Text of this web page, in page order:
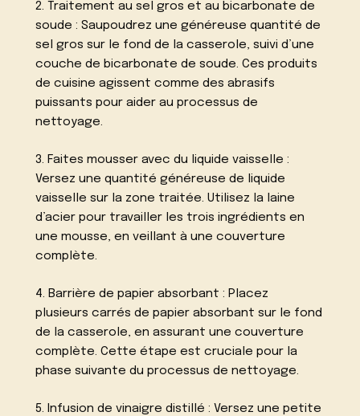
2. Traitement au sel gros et au bicarbonate de
soude : Saupoudrez une généreuse quantité de
sel gros sur le fond de la casserole, suivi d’une
couche de bicarbonate de soude. Ces produits
de cuisine agissent comme des abrasifs
puissants pour aider au processus de
nettoyage.
3. Faites mousser avec du liquide vaisselle :
Versez une quantité généreuse de liquide
vaisselle sur la zone traitée. Utilisez la laine
d’acier pour travailler les trois ingrédients en
une mousse, en veillant à une couverture
complète.
4. Barrière de papier absorbant : Placez
plusieurs carrés de papier absorbant sur le fond
de la casserole, en assurant une couverture
complète. Cette étape est cruciale pour la
phase suivante du processus de nettoyage.
5. Infusion de vinaigre distillé : Versez une petite